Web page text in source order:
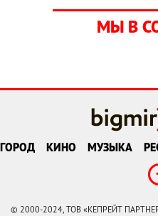
МЫ В
ГОРОД КИНО МУЗЫКА
© 2000-2024, ТОВ «КЕПРЕЙТ